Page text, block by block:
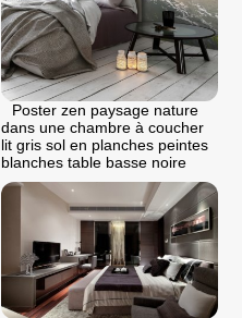
Poster zen paysage nature
dans une chambre à coucher
lit gris sol en planches peintes
blanches table basse noire